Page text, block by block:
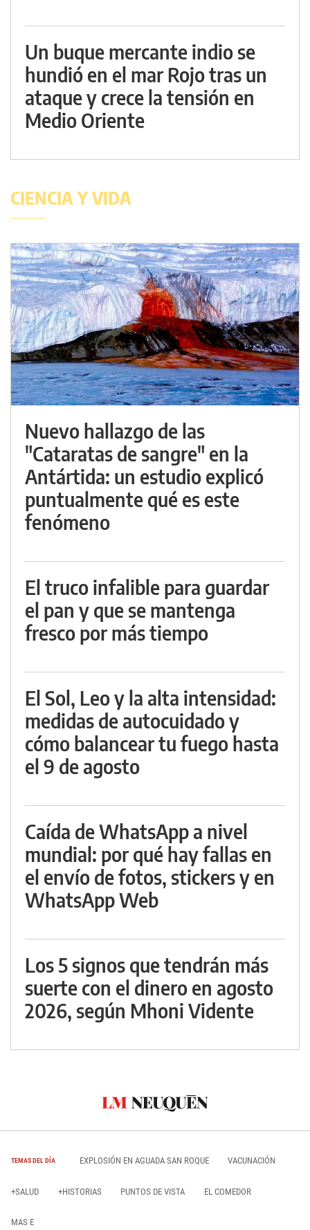
Un buque mercante indio se
hundió en el mar Rojo tras un
ataque y crece la tensión en
Medio Oriente
CIENCIA Y VIDA
Nuevo hallazgo de las
"Cataratas de sangre" en la
Antártida: un estudio explicó
puntualmente qué es este
fenómeno
El truco infalible para guardar
el pan y que se mantenga
fresco por más tiempo
El Sol, Leo y la alta intensidad:
medidas de autocuidado y
cómo balancear tu fuego hasta
el 9 de agosto
Caída de WhatsApp a nivel
mundial: por qué hay fallas en
el envío de fotos, stickers y en
WhatsApp Web
Los 5 signos que tendrán más
suerte con el dinero en agosto
2026, según Mhoni Vidente
TEMAS DEL DÍA EXPLOSIÓN EN AGUADA SAN ROQUE VACUNACIÓN
+SALUD +HISTORIAS PUNTOS DE VISTA EL COMEDOR
MAS E